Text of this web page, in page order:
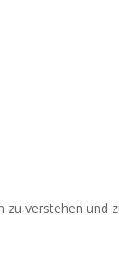
zu verstehen und